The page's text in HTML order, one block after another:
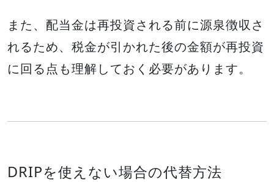
また、配当金は再投資される前に源泉徴収さ
れるため、税金が引かれた後の金額が再投資
に回る点も理解しておく必要があります。
DRIPを使えない場合の代替方法